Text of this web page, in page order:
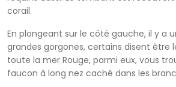
corail.
En plongeant sur le côté gauche, il y a
grandes gorgones, certains disent être
toute la mer Rouge, parmi eux, vous
faucon à long nez caché dans les